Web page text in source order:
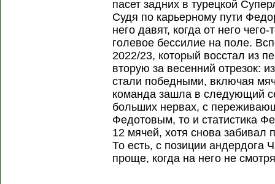
пасет задних в турецкой
Судя по карьерному пути
него давят, когда от него
голевое бессилие на поле.
2022/23, который восстал из
вторую за весенний отрезок:
стали победными, включая
команда зашла в следующий
больших нервах, с
Федотовым, то и статистика
12 мячей, хотя снова забивал
То есть, с позиции андердога
проще, когда на него не